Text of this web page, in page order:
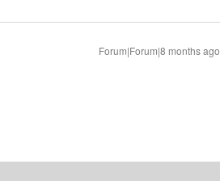
Forum|Forum|8 months ago